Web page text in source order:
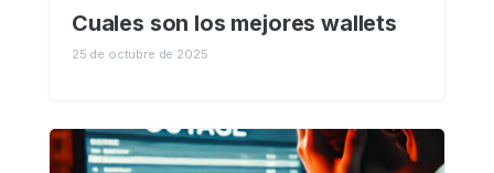
Cuales son los mejores wallets
25 de octubre de 2025